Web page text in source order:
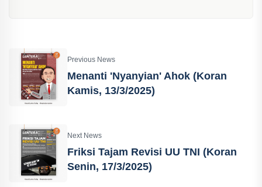
Previous News
Menanti 'Nyanyian' Ahok (Koran
Kamis, 13/3/2025)
Next News
Friksi Tajam Revisi UU TNI (Koran
Senin, 17/3/2025)